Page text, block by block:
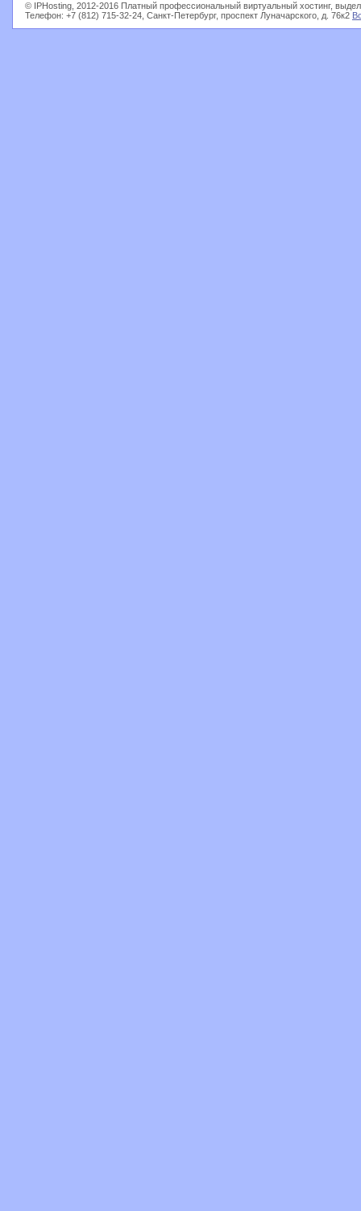
© IPHosting, 2012-2016 Платный профессиональный виртуальный хостинг,
Телефон: +7 (812) 715-32-24, Санкт-Петербург, проспект Луначарского, д. 76к2